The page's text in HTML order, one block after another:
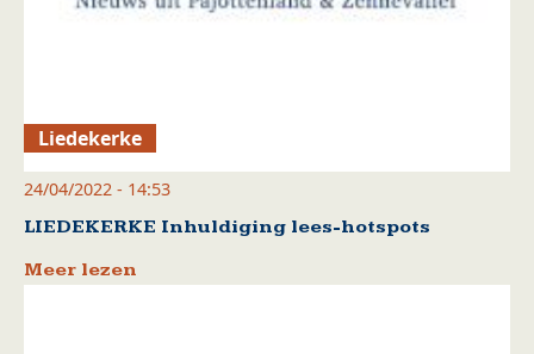
Liedekerke
24/04/2022 - 14:53
LIEDEKERKE Inhuldiging lees-hotspots
Meer lezen